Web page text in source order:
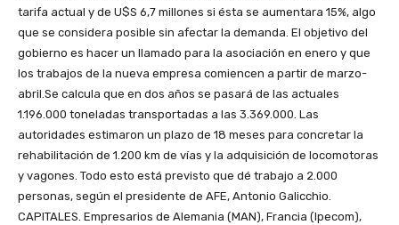
tarifa actual y de U$S 6,7 millones si ésta se aumentara 15%, algo
que se considera posible sin afectar la demanda. El objetivo del
gobierno es hacer un llamado para la asociación en enero y que
los trabajos de la nueva empresa comiencen a partir de marzo-
abril.Se calcula que en dos años se pasará de las actuales
1.196.000 toneladas transportadas a las 3.369.000. Las
autoridades estimaron un plazo de 18 meses para concretar la
rehabilitación de 1.200 km de vías y la adquisición de locomotoras
y vagones. Todo esto está previsto que dé trabajo a 2.000
personas, según el presidente de AFE, Antonio Galicchio.
CAPITALES. Empresarios de Alemania (MAN), Francia (Ipecom),